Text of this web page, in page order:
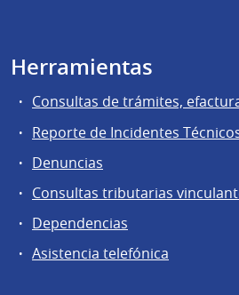
Herramientas
Consultas de trámites,
Reporte de Incidentes
Denuncias
Consultas tributarias
Dependencias
Asistencia telefónica